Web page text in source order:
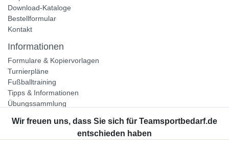
Download-Kataloge
Bestellformular
Kontakt
Informationen
Formulare & Kopiervorlagen
Turnierpläne
Fußballtraining
Tipps & Informationen
Übungssammlung
Unternehmen